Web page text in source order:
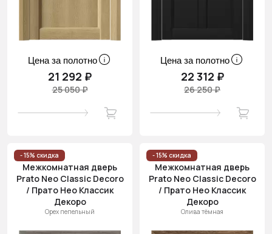
Цена за полотно
21 292 ₽
25 050 ₽
Цена за полотно
22 312 ₽
26 250 ₽
- 15% скидка
Межкомнатная дверь
Prato Neo Classic Decoro
/ Прато Нео Классик
Декоро
Орех пепельный
- 15% скидка
Межкомнатная дверь
Prato Neo Classic Decoro
/ Прато Нео Классик
Декоро
Олива тёмная